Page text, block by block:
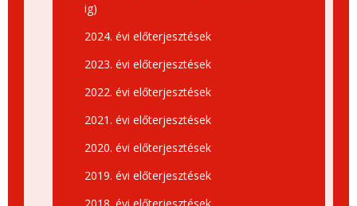
ig)
2024. évi előterjesztések
2023. évi előterjesztések
2022. évi előterjesztések
2021. évi előterjesztések
2020. évi előterjesztések
2019. évi előterjesztések